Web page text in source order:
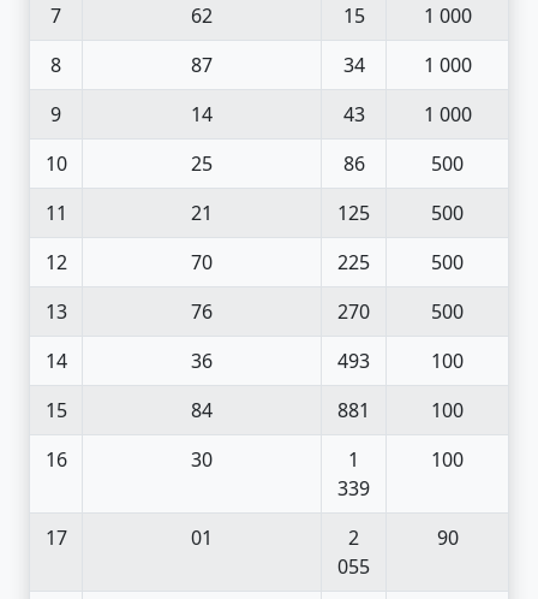
7
62 15
1 000
8
87 34
1 000
9
14 43
1 000
10
25 86
500
11
21 125
500
12
70 225
500
13
76 270
500
14
36 493
100
15
84 881
100
16
30
1
339
100
17 01
2
055
90